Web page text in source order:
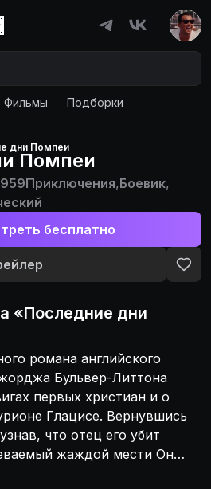
Фильмы Подборки
дни Помпеи
Помпеи
Приключения,Боевик,
бесплатно
«Последние дни
романа английского
Бульвер-Литтона
первых христиан и о
Глацисе. Вернувшись
что отец его убит
жаждой мести Он
происходят